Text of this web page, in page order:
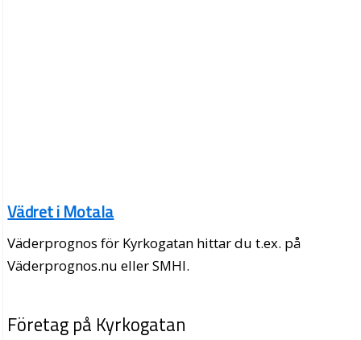
Vädret i Motala
Väderprognos för Kyrkogatan hittar du t.ex. på
Väderprognos.nu eller SMHI.
Företag på Kyrkogatan